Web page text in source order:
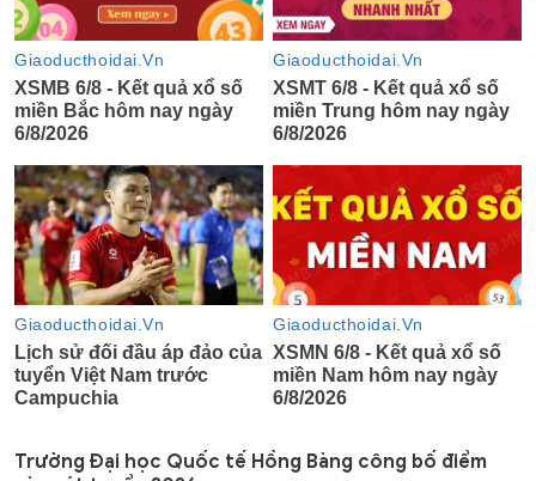
Trường Đại học Quốc tế Hồng Bàng công bố điểm